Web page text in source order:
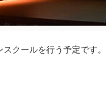
クールを行う予定です